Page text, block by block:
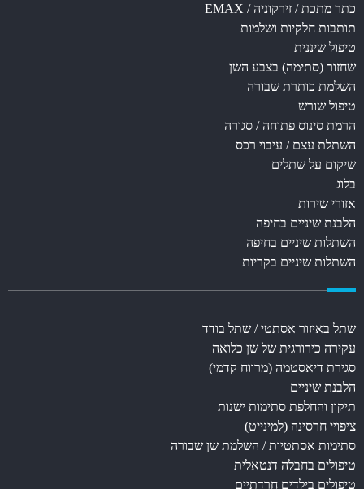
כתר מתכת / זירקוניה / EMAX
תותבות חלקיות ושלמות
טיפול שיננית
שחזור (סתימה) בצבע השן
השלמת כותרת שבורה
טיפול שורש
הרמת סינוס פתוחה / סגורה
השתלת עצם / עיבוי רכס
שיקום על שתלים
בלוג
אזורי שירות
הלבנת שיניים בחיפה
השתלות שיניים בחיפה
השתלות שיניים בקריות
שתל באיזור אסתטי / שתל בודד
עקירה כירורגית של שן כלואה
סגירת דיאסטמה (מרווח קדמי)
הלבנת שיניים
תיקון והחלפת סתימות ישנות
ציפויי חרסינה (למינייט)
סתימות אסתטיות / השלמת שן שבורה
טיפולים בחבלה דנטאלית
טיפולים בילדים חרדתיים